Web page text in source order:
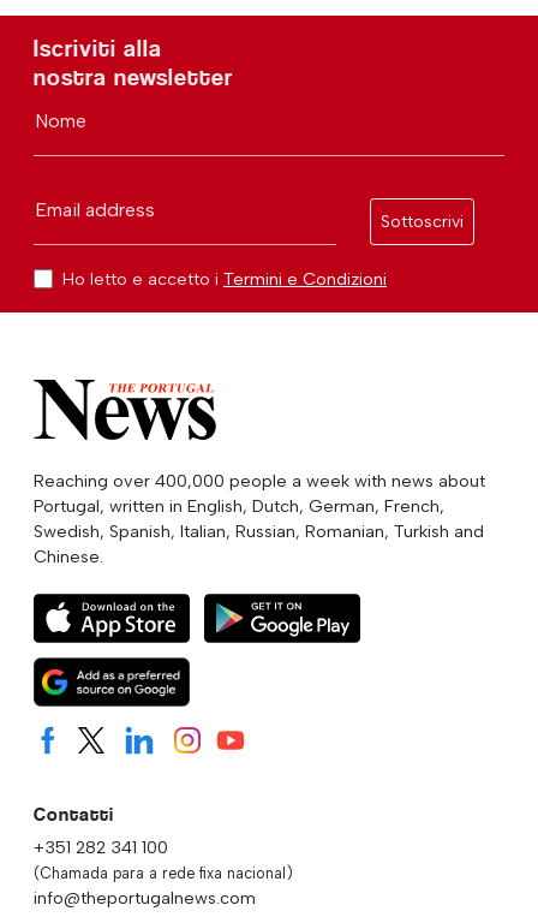
Iscriviti alla
nostra newsletter
Nome
Email address
Sottoscrivi
Ho letto e accetto i Termini e Condizioni
Reaching over 400,000 people a week with news about
Portugal, written in English, Dutch, German, French,
Swedish, Spanish, Italian, Russian, Romanian, Turkish and
Chinese.
Contatti
+351 282 341 100
(Chamada para a rede fixa nacional)
info@theportugalnews.com